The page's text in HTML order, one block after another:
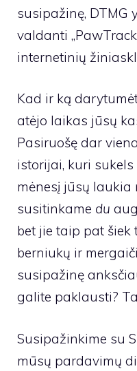
susipažinę, DTMG
valdanti
internetinių
Kad ir ką
atėjo laikas jūsų
Pasiruošę dar
istorijai, kuri sukels
mėnesį jūsų laukia
susitinkame du
bet jie taip pat šiek
berniukų ir
susipažinę
galite paklausti?
Susipažinkime su
mūsų pardavimų